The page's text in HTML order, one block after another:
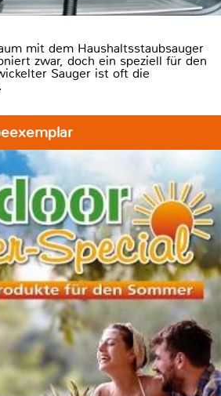
mit dem Haushaltsstaubsauger
zwar, doch ein speziell für den
Sauger ist oft die